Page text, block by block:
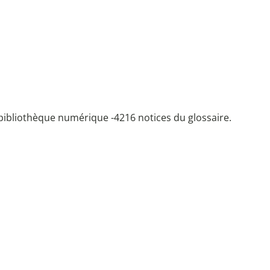
numérique -4216 notices du glossaire.